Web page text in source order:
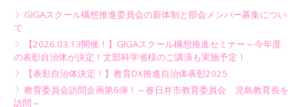
GIGAスクール構想推進委員会の新体制と部会メンバー募集につい
て
【2026.03.13開催！】GIGAスクール構想推進セミナー～今年度
の表彰自治体が決定！文部科学省様のご講演も実施予定！
【表彰自治体決定！】教育DX推進自治体表彰2025
教育委員会訪問企画第6弾！～春日井市教育委員会 児島教育長を
訪問～